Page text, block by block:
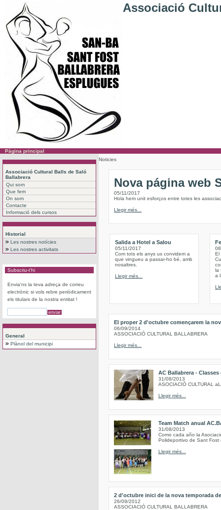
Associació
Pàgina principal
Associació Cultural Balls de Saló
Ballabrera
Qui som
Que fem
On som
Contacte
Informació dels cursos
Historial
Les nostres notícies
Les nostres activitats
Subscriu-t'hi
Envia'ns la teva adreça de correu
electrònic si vols rebre periòdicament
els titulars de la nostra entitat !
General
Plànol del municipi
Noticies
Nova página web
05/11/2017
Hola hem unit esforços entre totes les
Llegir més...
Salida a Hotel a Salou
05/11/2017
Com tots els anys us convidem a
que vingueu a passar-ho bé, amb
nosaltres.
Llegir més...
El
la
a
El proper 2 d'octubre començarem la
06/09/2014
ASSOCIACIÓ CULTURAL BALLABRERA
Llegir més...
AC Ballabrera -
31/08/2013
ASOCIACIÓ CULTURAL
Llegir més...
Team Match anual
31/08/2013
Como cada año la
Polideportivo de Sant Fost
Llegir més...
2 d'octubre inici de la nova temporada
26/09/2012
ASSOCIACIÓ CULTURAL BALLABRERA